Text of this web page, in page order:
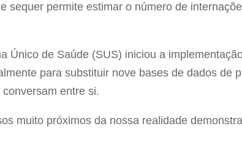
sequer permite estimar o número de
Único de Saúde (SUS) iniciou a
para substituir nove bases de dados de
entre si.
muito próximos da nossa realidade